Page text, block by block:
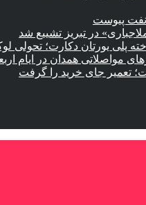
نفت پیوست
در تبریز تشییع شد
پلی یورتان دکارت؛
تعمیر جای خرید را گرفت